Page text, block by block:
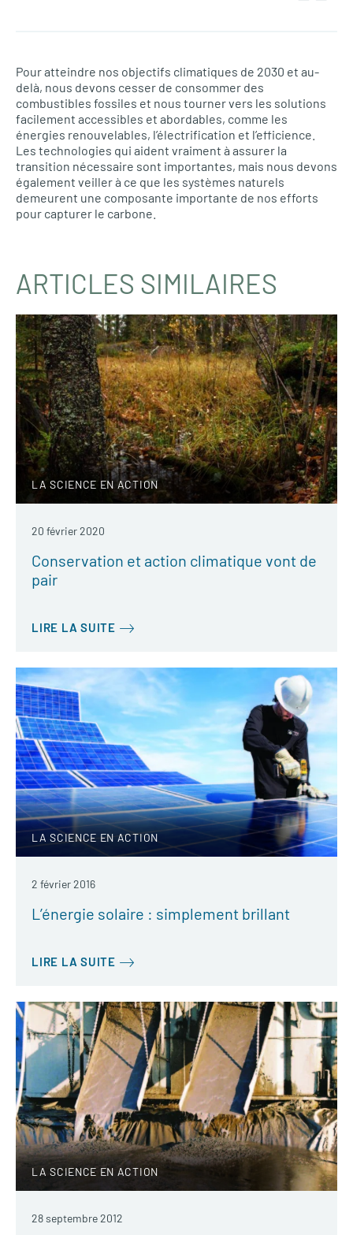
Pour atteindre nos objectifs climatiques de 2030 et au-
delà, nous devons cesser de consommer des
combustibles fossiles et nous tourner vers les solutions
facilement accessibles et abordables, comme les
énergies renouvelables, l’électrification et l’efficience.
Les technologies qui aident vraiment à assurer la
transition nécessaire sont importantes, mais nous devons
également veiller à ce que les systèmes naturels
demeurent une composante importante de nos efforts
pour capturer le carbone.
ARTICLES SIMILAIRES
LA SCIENCE EN ACTION
20 février 2020
Conservation et action climatique vont de
pair
LIRE LA SUITE
LA SCIENCE EN ACTION
2 février 2016
L’énergie solaire : simplement brillant
LIRE LA SUITE
LA SCIENCE EN ACTION
28 septembre 2012